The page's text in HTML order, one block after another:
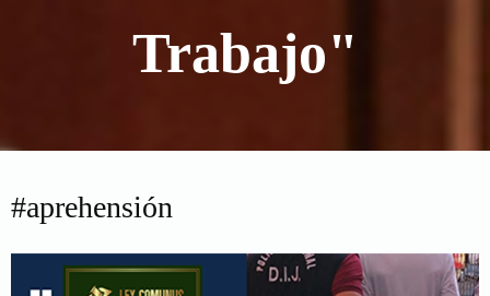
Trabajo"
#aprehensión